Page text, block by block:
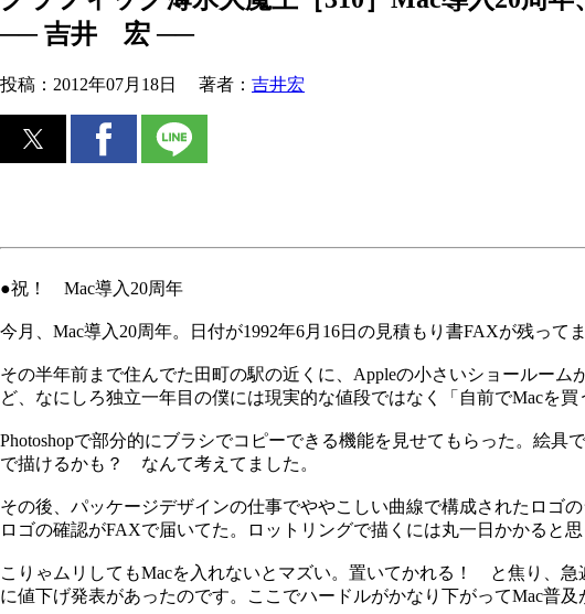
── 吉井 宏 ──
投稿： 2012年07月18日 著者： 吉井宏
●祝！ Mac導入20周年
今月、Mac導入20周年。日付が1992年6月16日の見積もり書FAXが残っ
その半年前まで住んでた田町の駅の近くに、Appleの小さいショールー
ど、なにしろ独立一年目の僕には現実的な値段ではなく「自前でMacを
Photoshopで部分的にブラシでコピーできる機能を見せてもらった。絵
で描けるかも？ なんて考えてました。
その後、パッケージデザインの仕事でややこしい曲線で構成されたロゴ
ロゴの確認がFAXで届いてた。ロットリングで描くには丸一日かかると思
こりゃムリしてもMacを入れないとマズい。置いてかれる！ と焦り、
に値下げ発表があったのです。ここでハードルがかなり下がってMac普及